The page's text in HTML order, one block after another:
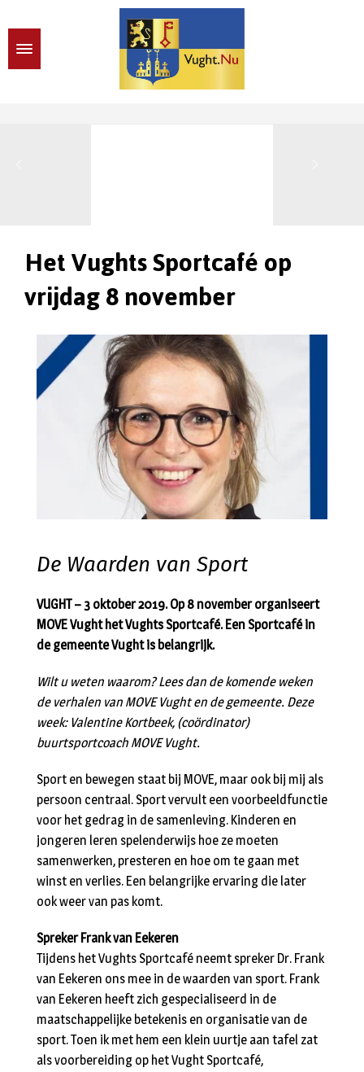
Het Vughts Sportcafé op
vrijdag 8 november
De Waarden van Sport
VUGHT – 3 oktober 2019. Op 8 november organiseert
MOVE Vught het Vughts Sportcafé. Een Sportcafé in
de gemeente Vught is belangrijk.
Wilt u weten waarom? Lees dan de komende weken
de verhalen van MOVE Vught en de gemeente. Deze
week: Valentine Kortbeek, (coördinator)
buurtsportcoach MOVE Vught.
Sport en bewegen staat bij MOVE, maar ook bij mij als
persoon centraal. Sport vervult een voorbeeldfunctie
voor het gedrag in de samenleving. Kinderen en
jongeren leren spelenderwijs hoe ze moeten
samenwerken, presteren en hoe om te gaan met
winst en verlies. Een belangrijke ervaring die later
ook weer van pas komt.
Spreker Frank van Eekeren
Tijdens het Vughts Sportcafé neemt spreker Dr. Frank
van Eekeren ons mee in de waarden van sport. Frank
van Eekeren heeft zich gespecialiseerd in de
maatschappelijke betekenis en organisatie van de
sport. Toen ik met hem een klein uurtje aan tafel zat
als voorbereiding op het Vught Sportcafé,